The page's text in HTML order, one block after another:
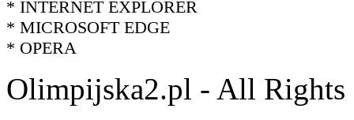
* INTERNET EXPLORER
* MICROSOFT EDGE
* OPERA
Olimpijska2.pl - All Rights